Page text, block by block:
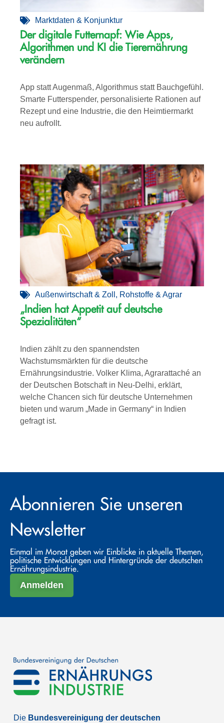
Marktdaten & Konjunktur
Der digitale Futternapf: Wie Apps,
Algorithmen und KI die Tierernährung
verändern
App statt Augenmaß, Algorithmus statt Bauchgefühl.
Smarte Futterspender, personalisierte Rationen auf
Rezept und eine Industrie, die den Heimtiermarkt
neu aufrollt.
Außenwirtschaft & Zoll , Rohstoffe & Agrar
„Indien hat Appetit auf deutsche
Spezialitäten“
Indien zählt zu den spannendsten
Wachstumsmärkten für die deutsche
Ernährungsindustrie. Volker Klima, Agrarattaché an
der Deutschen Botschaft in Neu-Delhi, erklärt,
welche Chancen sich für deutsche Unternehmen
bieten und warum „Made in Germany“ in Indien
gefragt ist.
Abonnieren Sie unseren
Newsletter
Einmal im Monat geben wir Einblicke in aktuelle Themen,
politische Entwicklungen und Hintergründe der deutschen
Ernährungsindustrie.
Anmelden
Die Bundesvereinigung der deutschen